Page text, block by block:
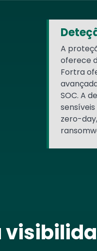
A
oferece
Fortra
SOC. A
zero-